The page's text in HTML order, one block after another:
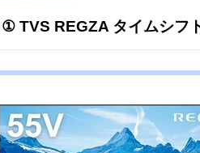
① TVS REGZA タイムシフ